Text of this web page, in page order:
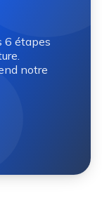
6 étapes
notre